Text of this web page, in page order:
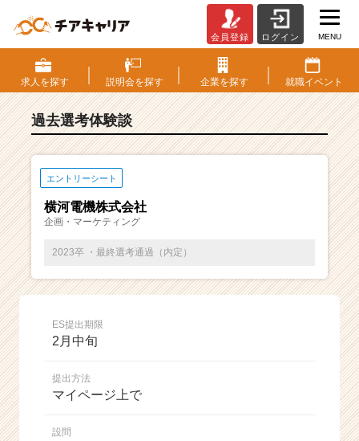
S・
選
考
験
ベ
ン
チ
ー・
成
ス
会員登録 ログイン MENU
求人を探す 説明会を探す 企業を探す 就職イベント
過去選考体験談
エントリーシート
横河電機株式会社
企画・マーケティング
2023卒 ・最終選考通過（内定）
ES提出期限
2月中旬
提出方法
マイページ上で
設問